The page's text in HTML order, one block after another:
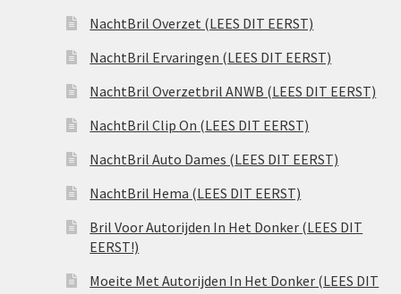
NachtBril Overzet (LEES DIT EERST)
NachtBril Ervaringen (LEES DIT EERST)
NachtBril Overzetbril ANWB (LEES DIT EERST)
NachtBril Clip On (LEES DIT EERST)
NachtBril Auto Dames (LEES DIT EERST)
NachtBril Hema (LEES DIT EERST)
Bril Voor Autorijden In Het Donker (LEES DIT
EERST!)
Moeite Met Autorijden In Het Donker (LEES DIT